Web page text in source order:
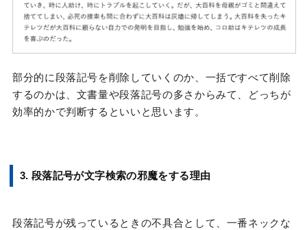
部分的に段落記号を削除していくのか、一括ですべて削除
するのかは、文書量や段落記号の多さからみて、どっちが
効率的かで判断するといいと思います。
3. 段落記号が文字検索の邪魔をする理由
段落記号が残っているときの不具合として、一番ネックな